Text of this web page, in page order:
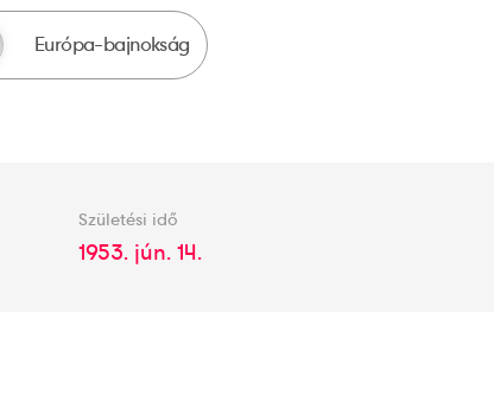
Európa-bajnokság
Születési idő
1953. jún. 14.